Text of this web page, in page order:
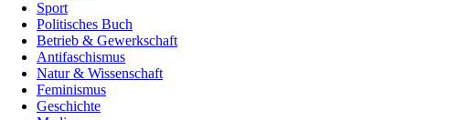
Sport
Politisches Buch
Betrieb & Gewerkschaft
Antifaschismus
Natur & Wissenschaft
Feminismus
Geschichte